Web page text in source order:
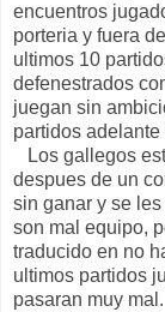
encuentros
porteria y fuera
ultimos 10
defenestrados
juegan sin
partidos
Los gallegos
despues de un
sin ganar y se
son mal equipo,
traducido en no
ultimos partidos
pasaran muy mal.